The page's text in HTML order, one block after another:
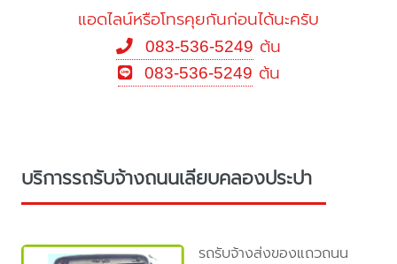
แอดไลน์หรือโทรคุยกันก่อนได้นะครับ
083-536-5249 ต้น
083-536-5249 ต้น
บริการรถรับจ้างถนนเลียบคลองประปา
รถรับจ้างส่งของแถวถนน